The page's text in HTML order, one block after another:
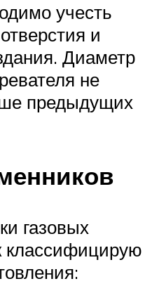
учесть
и
Диаметр
не
предыдущих
газовых
классифицирую